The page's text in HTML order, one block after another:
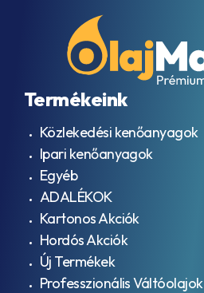
Termékeink
Közlekedési kenőanyagok
Ipari kenőanyagok
Egyéb
ADALÉKOK
Kartonos Akciók
Hordós Akciók
Új Termékek
Professzionális Váltóolajok